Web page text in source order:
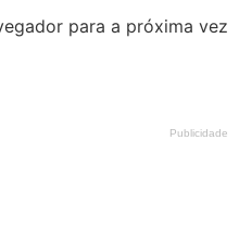
para a próxima vez
Publicidade